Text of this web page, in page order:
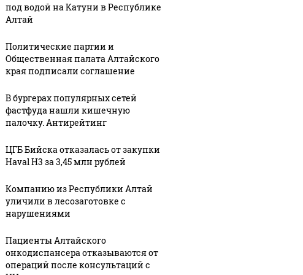
под водой на Катуни в Республике
Алтай
Политические партии и
Общественная палата Алтайского
края подписали соглашение
В бургерах популярных сетей
фастфуда нашли кишечную
палочку. Антирейтинг
ЦГБ Бийска отказалась от закупки
Haval H3 за 3,45 млн рублей
Компанию из Республики Алтай
уличили в лесозаготовке с
нарушениями
Пациенты Алтайского
онкодиспансера отказываются от
операций после консультаций с